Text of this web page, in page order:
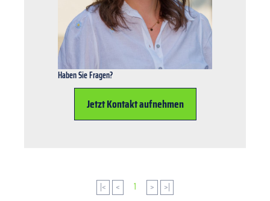
Haben Sie Fragen?
Jetzt Kontakt aufnehmen
|< < 1 > >|